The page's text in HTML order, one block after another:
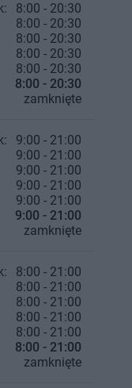
8:00 - 20:30
8:00 - 20:30
8:00 - 20:30
8:00 - 20:30
8:00 - 20:30
8:00 - 20:30
zamknięte
9:00 - 21:00
9:00 - 21:00
9:00 - 21:00
9:00 - 21:00
9:00 - 21:00
9:00 - 21:00
zamknięte
8:00 - 21:00
8:00 - 21:00
8:00 - 21:00
8:00 - 21:00
8:00 - 21:00
8:00 - 21:00
zamknięte